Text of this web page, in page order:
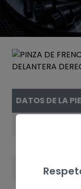
DATOS DE LA